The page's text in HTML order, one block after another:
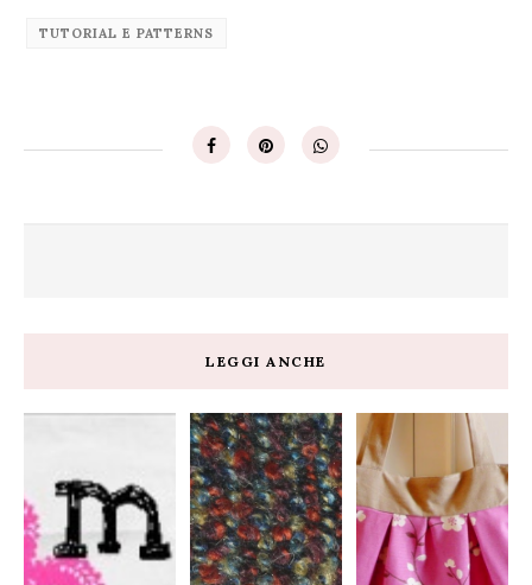
TUTORIAL E PATTERNS
LEGGI ANCHE